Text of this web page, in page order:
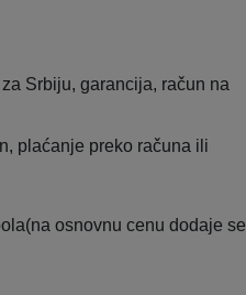
Srbiju, garancija, račun na
plaćanje preko računa ili
osnovnu cenu dodaje se